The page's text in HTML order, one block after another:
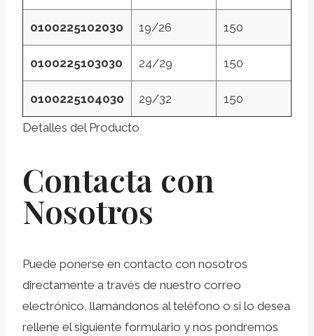
0100225102030 19/26 150
0100225103030 24/29 150
0100225104030 29/32 150
Detalles del Producto
Contacta con
Nosotros
Puede ponerse en contacto con nosotros
directamente a través de nuestro correo
electrónico, llamándonos al teléfono o si lo desea
rellene el siguiente formulario y nos pondremos